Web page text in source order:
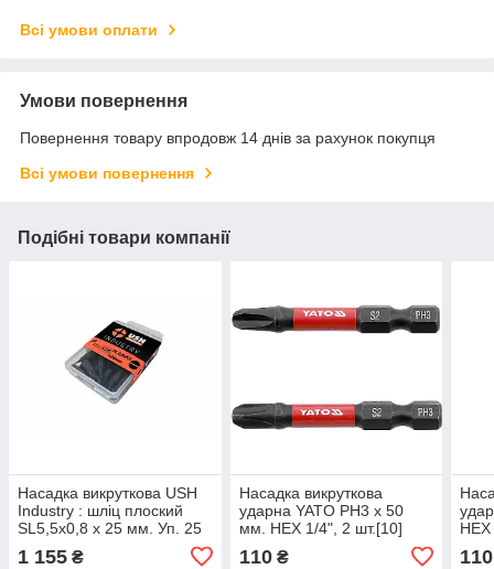
Всі умови оплати
Умови повернення
Повернення товару впродовж 14 днів за рахунок покупця
Всі умови повернення
Подібні товари компанії
Насадка викруткова USH
Industry : шліц плоский
SL5,5х0,8 x 25 мм. Уп. 25
1 155 ₴
Насадка викруткова
ударна YATO PH3 х 50
мм. HEX 1/4", 2 шт.[10]
110₴ 110